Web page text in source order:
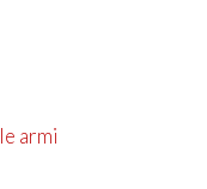
armi